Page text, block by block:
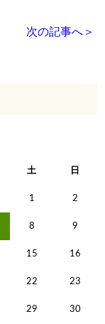
次の記事へ＞＞
土 日
1 2
8 9
15 16
22 23
29 30